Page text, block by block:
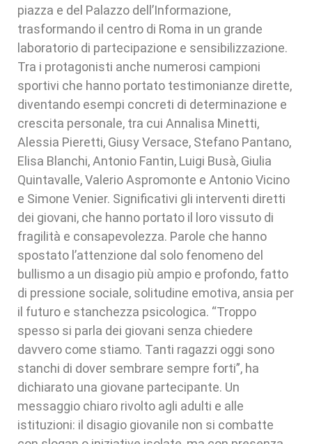
piazza e del Palazzo dell’Informazione,
trasformando il centro di Roma in un grande
laboratorio di partecipazione e sensibilizzazione.
Tra i protagonisti anche numerosi campioni
sportivi che hanno portato testimonianze dirette,
diventando esempi concreti di determinazione e
crescita personale, tra cui Annalisa Minetti,
Alessia Pieretti, Giusy Versace, Stefano Pantano,
Elisa Blanchi, Antonio Fantin, Luigi Busà, Giulia
Quintavalle, Valerio Aspromonte e Antonio Vicino
e Simone Venier. Significativi gli interventi diretti
dei giovani, che hanno portato il loro vissuto di
fragilità e consapevolezza. Parole che hanno
spostato l’attenzione dal solo fenomeno del
bullismo a un disagio più ampio e profondo, fatto
di pressione sociale, solitudine emotiva, ansia per
il futuro e stanchezza psicologica. “Troppo
spesso si parla dei giovani senza chiedere
davvero come stiamo. Tanti ragazzi oggi sono
stanchi di dover sembrare sempre forti”, ha
dichiarato una giovane partecipante. Un
messaggio chiaro rivolto agli adulti e alle
istituzioni: il disagio giovanile non si combatte